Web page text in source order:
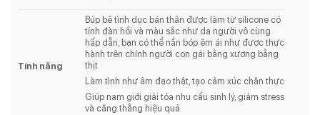
Tính năng
Búp bê tình dục bán thân được làm từ silicone có
tính đàn hồi và màu sắc như da người vô cùng
hấp dẫn, bạn có thể nắn bóp êm ái như được thực
hành trên chính người con gái bằng xương bằng
thịt
Làm tình như âm đạo thật, tạo cảm xúc chân thực
Giúp nam giới giải tỏa nhu cầu sinh lý, giảm stress
và căng thẳng hiệu quả